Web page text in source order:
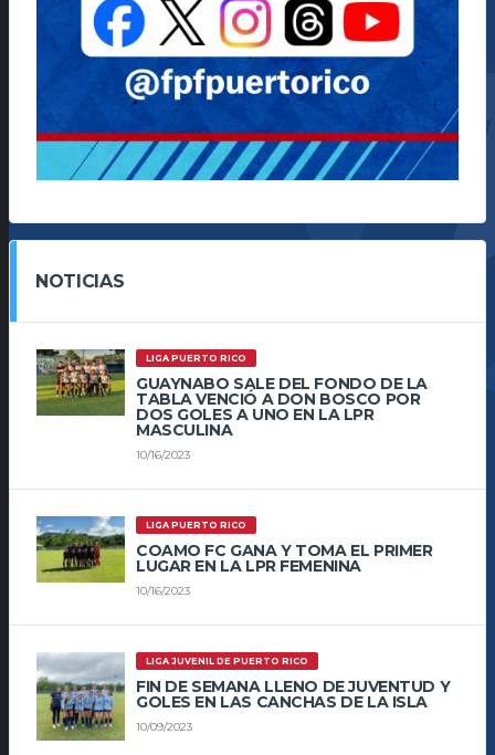
NOTICIAS
LIGA PUERTO RICO
GUAYNABO SALE DEL FONDO DE LA
TABLA VENCIÓ A DON BOSCO POR
DOS GOLES A UNO EN LA LPR
MASCULINA
10/16/2023
LIGA PUERTO RICO
COAMO FC GANA Y TOMA EL PRIMER
LUGAR EN LA LPR FEMENINA
10/16/2023
LIGA JUVENIL DE PUERTO RICO
FIN DE SEMANA LLENO DE JUVENTUD Y
GOLES EN LAS CANCHAS DE LA ISLA
10/09/2023